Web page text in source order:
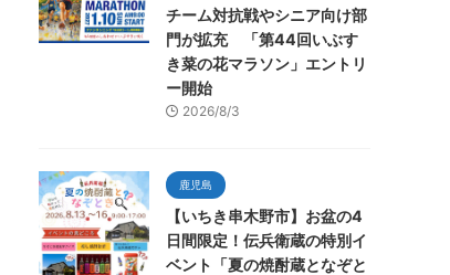
チーム対抗戦やシニア向け部
門が拡充 「第44回いぶす
き菜の花マラソン」エントリ
ー開始
2026/8/3
鹿児島
【いちき串木野市】お盆の4
日間限定！伝兵衛蔵の特別イ
ベント「夏の焼酎蔵となぞと